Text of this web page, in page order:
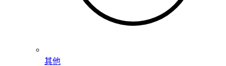
其他